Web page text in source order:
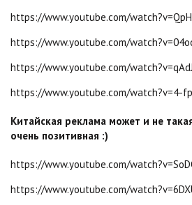
https://www.youtube.com/
https://www.youtube.com/
https://www.youtube.com/
https://www.youtube.com/watch?v=4-
Китайская реклама может и не
очень позитивная :)
https://www.youtube.com/
https://www.youtube.com/